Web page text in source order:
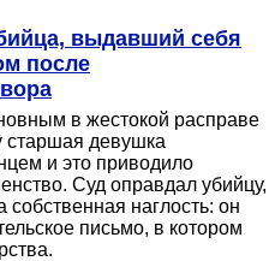
выдавший себя
после
в жестокой расправе
старшая девушка
и это приводило
Суд оправдал убийцу,
собственная наглость: он
письмо, в котором